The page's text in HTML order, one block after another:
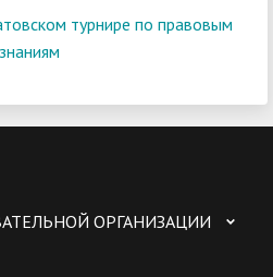
турнире по правовым
знаниям
ОРГАНИЗАЦИИ